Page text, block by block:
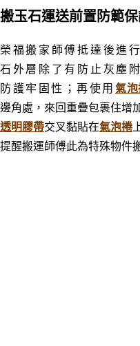
搬玉石運送前置防範
榮福搬家師傅抵達後進
石外層除了有防止灰塵
防護牢固性；再使用氣泡
邊角處，來回重疊包裹住增
透明膠帶交叉黏貼在氣泡捲
提醒搬運師傅此為特殊物件